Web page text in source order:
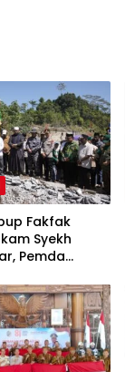
Fakfak
Syekh
Pemda
Tahun Islam
Papua